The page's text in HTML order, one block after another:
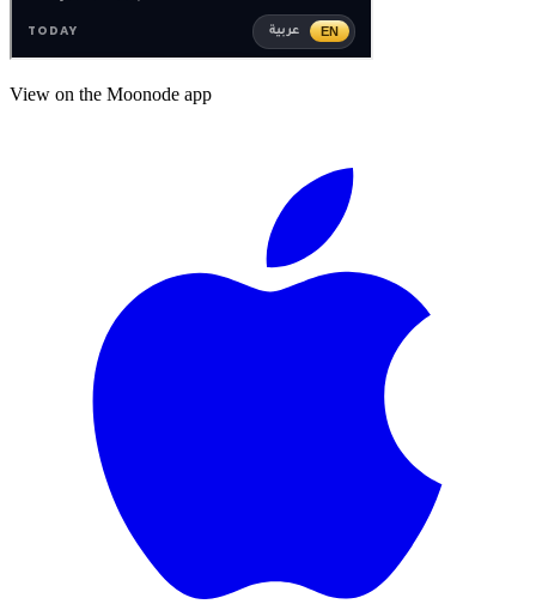
View on the Moonode app